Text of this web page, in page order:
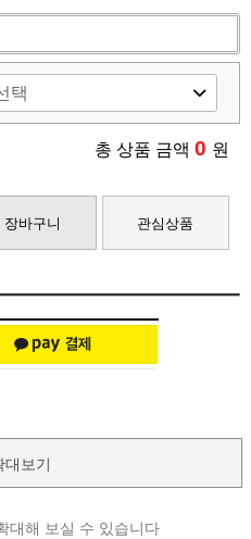
총 상품 금액 0 원
장바구니 관심상품
대보기
대해 보실 수 있습니다